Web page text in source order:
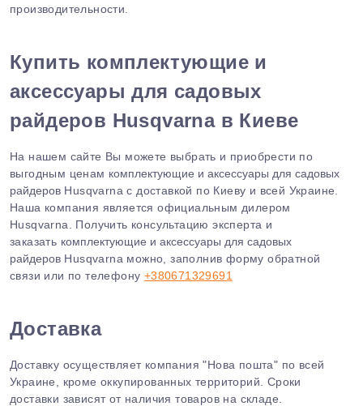
производительности.
Купить комплектующие и
аксессуары для садовых
райдеров Husqvarna в Киеве
На нашем сайте Вы можете выбрать и приобрести по
выгодным ценам комплектующие и аксессуары для садовых
райдеров Husqvarna с доставкой по Киеву и всей Украине.
Наша компания является официальным дилером
Husqvarna. Получить консультацию эксперта и
заказать комплектующие и аксессуары для садовых
райдеров Husqvarna можно, заполнив форму обратной
связи или по телефону +380671329691
Доставка
Доставку осуществляет компания "Нова пошта" по всей
Украине, кроме оккупированных территорий. Сроки
доставки зависят от наличия товаров на складе.